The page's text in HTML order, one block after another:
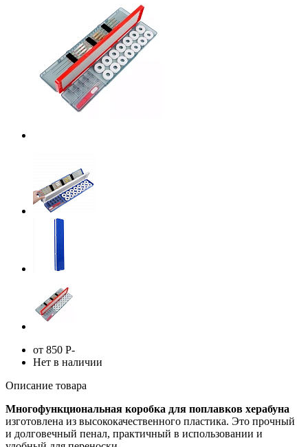
от 850 Р-
Нет в наличии
Описание товара
Многофункциональная коробка для поплавков херабуна
изготовлена из высококачественного пластика. Это прочный
и долговечный пенал, практичный в использовании и